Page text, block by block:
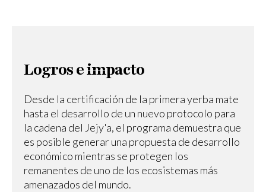
Logros e impacto
Desde la certificación de la primera yerba mate
hasta el desarrollo de un nuevo protocolo para
la cadena del Jejy'a, el programa demuestra que
es posible generar una propuesta de desarrollo
económico mientras se protegen los
remanentes de uno de los ecosistemas más
amenazados del mundo.